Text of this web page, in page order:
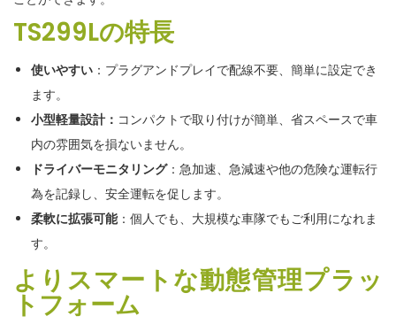
TS299Lの特長
使いやすい ：プラグアンドプレイで配線不要、簡単に設定でき
ます。
小型軽量設計 ： コンパクトで取り付けが簡単、省スペースで車
内の雰囲気を損ないません。
ドライバーモニタリング：急加速、急減速や他の危険な運転行
為を記録し、安全運転を促します。
柔軟に拡張可能：個人でも、大規模な車隊でもご利用になれま
す。
よりスマートな動態管理プラッ
トフォーム